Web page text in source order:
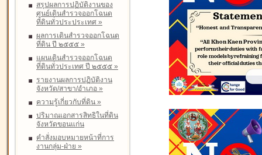
สรุปผลการปฏิบัติงานของ
ศูนย์เดินสำรวจออกโฉนด
ที่ดินทั่วประประเทศ »
ผลการเดินสำรวจออกโฉนด
ที่ดิน ปี ๒๕๕๕ »
แผนเดินสำรวจออกโฉนด
ที่ดินทั่วประเทศ ปี ๒๕๕๕ »
รายงานผลการปฏิบัติงาน
จังหวัด/สาขา/อำเภอ »
ความรู้เกี่ยวกับที่ดิน »
ปริมาณเอกสารสิทธิในที่ดิน
จังหวัดขอนแก่น
คำสั่งมอบหมายหน้าที่การ
งานกลุ่ม-ฝ่าย »